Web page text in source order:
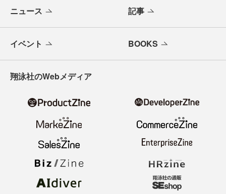
ニュース 記事
イベント BOOKS
翔泳社のWebメディア